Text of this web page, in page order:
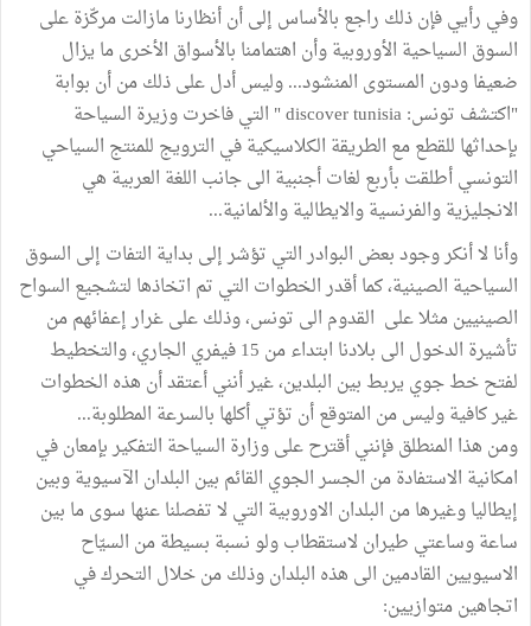
وفي رأيي فإن ذلك راجع بالأساس إلى أن أنظارنا مازالت مركّزة على
السوق السياحية الأوروبية وأن اهتمامنا بالأسواق الأخرى ما يزال
ضعيفا ودون المستوى المنشود... وليس أدل على ذلك من أن بوابة
"اكتشف تونس: discover tunisia " التي فاخرت وزيرة السياحة
بإحداثها للقطع مع الطريقة الكلاسيكية في الترويج للمنتج السياحي
التونسي أطلقت بأربع لغات أجنبية الى جانب اللغة العربية هي
الانجليزية والفرنسية والايطالية والألمانية...
وأنا لا أنكر وجود بعض البوادر التي تؤشر إلى بداية التفات إلى السوق
السياحية الصينية، كما أقدر الخطوات التي تم اتخاذها لتشجيع السواح
الصينيين مثلا على القدوم الى تونس، وذلك على غرار إعفائهم من
تأشيرة الدخول الى بلادنا ابتداء من 15 فيفري الجاري، والتخطيط
لفتح خط جوي يربط بين البلدين، غير أنني أعتقد أن هذه الخطوات
غير كافية وليس من المتوقع أن تؤتي أكلها بالسرعة المطلوبة...
ومن هذا المنطلق فإنني أقترح على وزارة السياحة التفكير بإمعان في
امكانية الاستفادة من الجسر الجوي القائم بين البلدان الآسيوية وبين
إيطاليا وغيرها من البلدان الاوروبية التي لا تفصلنا عنها سوى ما بين
ساعة وساعتي طيران لاستقطاب ولو نسبة بسيطة من السيّاح
الاسيويين القادمين الى هذه البلدان وذلك من خلال التحرك في
اتجاهين متوازيين: